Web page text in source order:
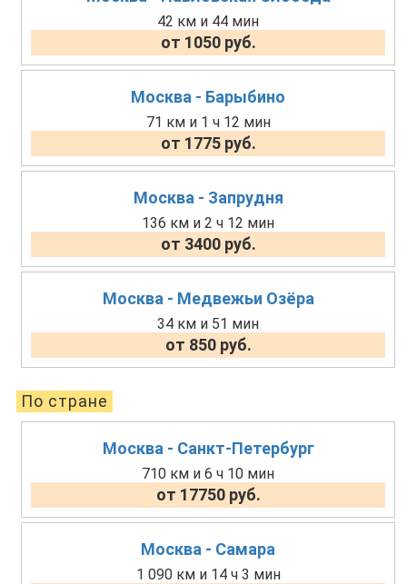
42 км и 44 мин
от 1050 руб.
Москва - Барыбино
71 км и 1 ч 12 мин
от 1775 руб.
Москва - Запрудня
136 км и 2 ч 12 мин
от 3400 руб.
Москва - Медвежьи Озёра
34 км и 51 мин
от 850 руб.
По стране
Москва - Санкт-Петербург
710 км и 6 ч 10 мин
от 17750 руб.
Москва - Самара
1 090 км и 14 ч 3 мин